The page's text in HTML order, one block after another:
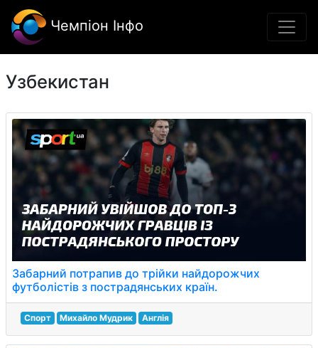
Чемпіон Інфо
Узбекистан
Забарний потрапив до трійки найдорожчих
футболістів з пострадянських країн.
Спорт Михайло Мудрик Англія